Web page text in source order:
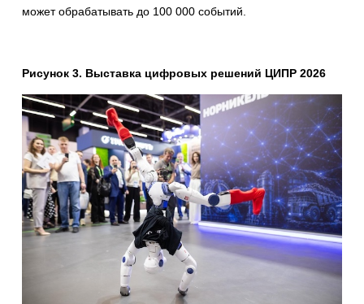
может обрабатывать до 100 000 событий.
Рисунок 3. Выставка цифровых решений ЦИПР 2026